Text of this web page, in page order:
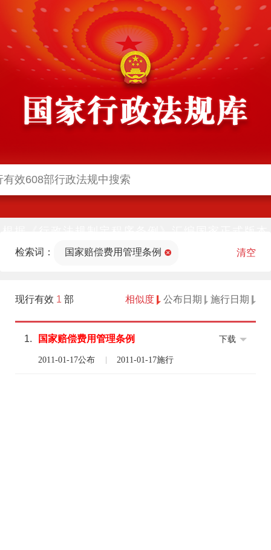
法部官网)同步公布
检索词： 国家赔偿费用管理条例 清空
现行有效 1 部 相似度 公布日期 施行日期
1. 国家赔偿费用管理条例
2011-01-17公布 2011-01-17施行
下载